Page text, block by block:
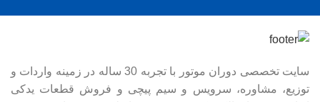
سایت تخصصی دوران موتور با تجربه 30 ساله در زمینه واردات و
توزیع، مشاوره، سرویس و سیم پیچی و فروش قطعات یدکی